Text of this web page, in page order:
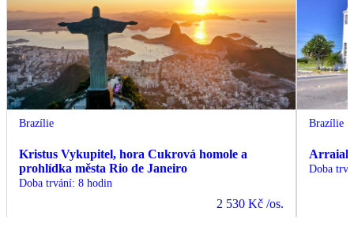
Brazílie
Kristus Vykupitel, hora Cukrová homole a
prohlídka města Rio de Janeiro
Doba trvání: 8 hodin
2 530 Kč /os.
Brazílie
Arraial
Doba